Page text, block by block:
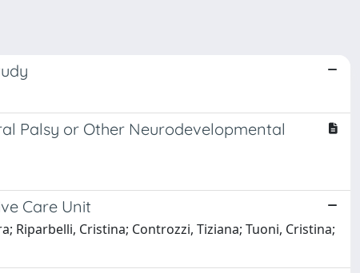
Palsy or Other Neurodevelopmental
Care Unit
Riparbelli, Cristina; Controzzi, Tiziana; Tuoni, Cristina;